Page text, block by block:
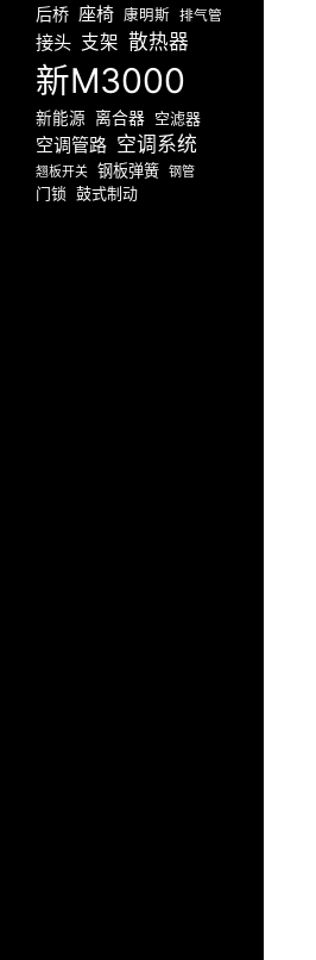
后桥 座椅 康明斯 排气管
接头 支架 散热器
新M3000
新能源 离合器 空滤器
空调管路 空调系统
翘板开关 钢板弹簧 钢管
门锁 鼓式制动